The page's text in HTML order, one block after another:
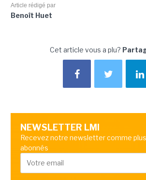
Article rédigé par
Benoît Huet
Cet article vous a plu?
NEWSLETTER LMI
Recevez notre newsletter comme
abonnés